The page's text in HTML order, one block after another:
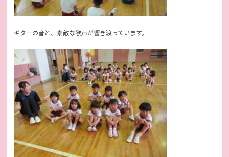
ギターの音と、素敵な歌声が響き渡っています。